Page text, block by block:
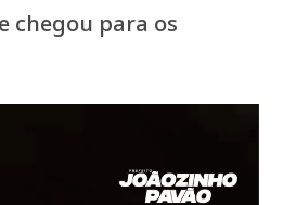
chegou para os